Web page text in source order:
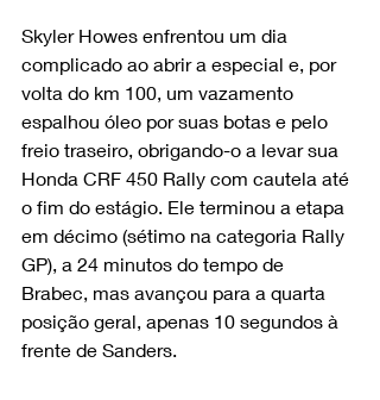
Skyler Howes enfrentou um dia
complicado ao abrir a especial e, por
volta do km 100, um vazamento
espalhou óleo por suas botas e pelo
freio traseiro, obrigando-o a levar sua
Honda CRF 450 Rally com cautela até
o fim do estágio. Ele terminou a etapa
em décimo (sétimo na categoria Rally
GP), a 24 minutos do tempo de
Brabec, mas avançou para a quarta
posição geral, apenas 10 segundos à
frente de Sanders.